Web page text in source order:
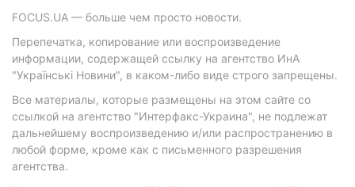
FOCUS.UA — больше чем просто новости.
Перепечатка, копирование или воспроизведение
информации, содержащей ссылку на агентство ИнА
"Українські Новини", в каком-либо виде строго запрещены.
Все материалы, которые размещены на этом сайте со
ссылкой на агентство "Интерфакс-Украина", не подлежат
дальнейшему воспроизведению и/или распространению в
любой форме, кроме как с письменного разрешения
агентства.